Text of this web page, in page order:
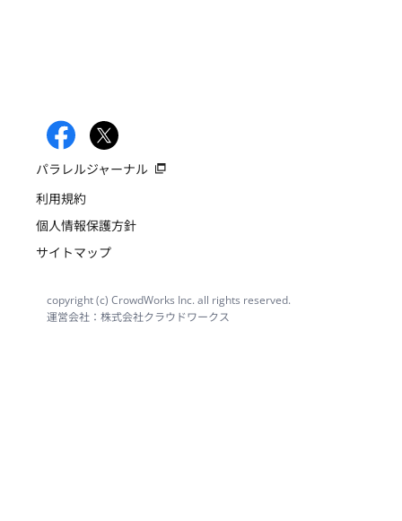
パラレルジャーナル
利用規約
個人情報保護方針
サイトマップ
copyright (c) CrowdWorks Inc. all rights reserved.
運営会社：株式会社クラウドワークス